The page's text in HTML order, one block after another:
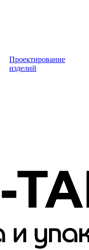
Проектирование
изделий